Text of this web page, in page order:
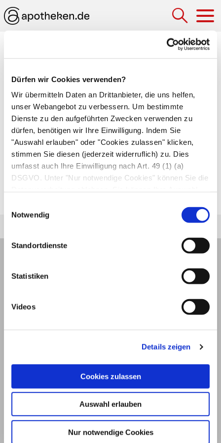
Dürfen wir Cookies verwenden?
Wir übermitteln Daten an Drittanbieter, die uns helfen,
unser Webangebot zu verbessern. Um bestimmte
Dienste zu den aufgeführten Zwecken verwenden zu
dürfen, benötigen wir Ihre Einwilligung. Indem Sie
"Auswahl erlauben" oder "Cookies zulassen" klicken,
stimmen Sie diesen (jederzeit widerruflich) zu. Dies
umfasst auch Ihre Einwilligung nach Art. 49 (1) (a)
DSGVO. Unter "Nur notwendige Cookies" können Sie die
Notwendig
Standortdienste
Statistiken
Videos
Details zeigen
Cookies zulassen
Auswahl erlauben
Nur notwendige Cookies
Streptomyces (Strahlenpilze)
Grampositive Bakterien, die verschiedene Haut-
und Bindegewebskrankheiten (Streptomykosen
auslösen und eine zentrale Rolle bei der
Antibiotikaherstellung spielen. Streptomyceten
bilden ein charaktersitsisches,Sporen
tragendes Geflecht, das an Geflechte von Pilzen
erinnert. Entsprechend heißen sie auch
Strahlenpilze.
© 2026
Impressum und Nutzungsbedingungen